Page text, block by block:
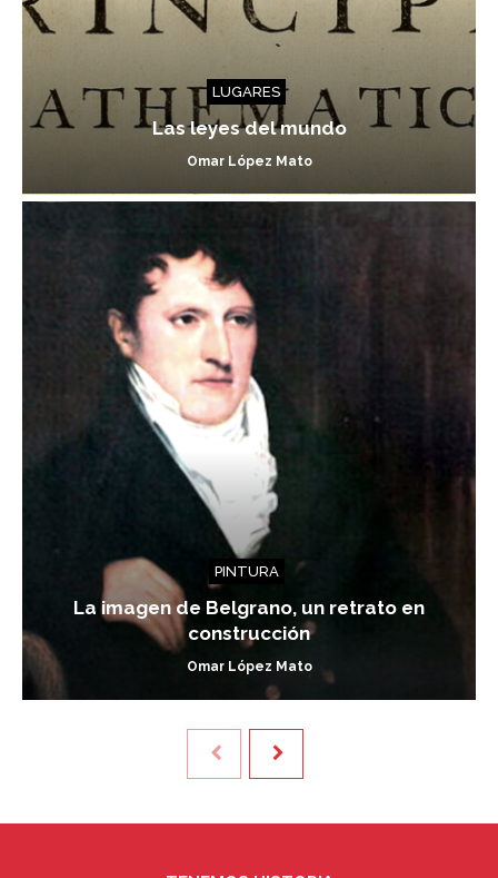
LUGARES
Las leyes del mundo
Omar López Mato
PINTURA
La imagen de Belgrano, un retrato en
construcción
Omar López Mato